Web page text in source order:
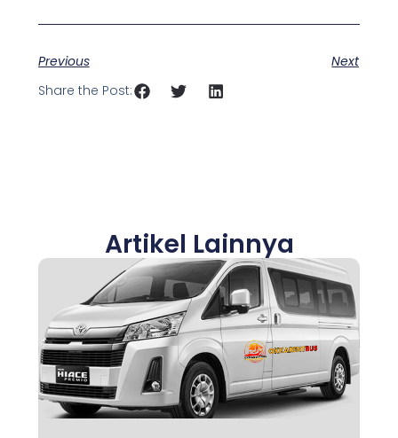
Previous
Next
Share the Post:
Artikel Lainnya